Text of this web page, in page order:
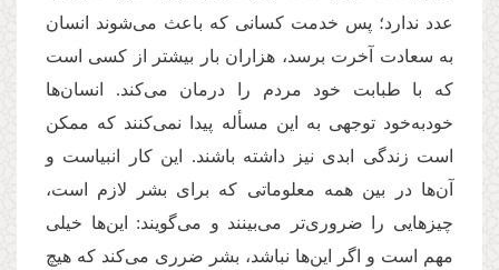
عدد ندارد؛ پس خدمت کسانی که باعث می‌شوند انسان
به سعادت آخرت برسد، هزاران بار بیشتر از کسی است
که با طبابت خود مردم را درمان می‌کند. انسان‌ها
خودبه‌خود توجهی به این مسأله پیدا نمی‌کنند که ممکن
است زندگی ابدی نیز داشته باشند. این کار انبیاست و
آن‌ها در بین همه معلوماتی که برای بشر لازم است،
چیزهایی را ضروری‌تر می‌بینند و می‌گویند: این‌ها خیلی
مهم است و اگر این‌ها نباشد، بشر ضرری می‌کند که هیچ